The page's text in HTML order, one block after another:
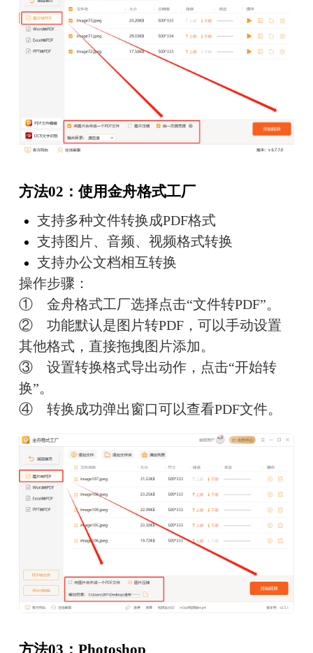
方法02：使用金舟格式工厂
支持多种文件转换成PDF格式
支持图片、音频、视频格式转换
支持办公文档相互转换
操作步骤：
①　金舟格式工厂选择点击“文件转PDF”。
②　功能默认是图片转PDF，可以手动设置
其他格式，直接拖拽图片添加。
③　设置转换格式导出动作，点击“开始转
换”。
④　转换成功弹出窗口可以查看PDF文件。
方法03：Photoshop